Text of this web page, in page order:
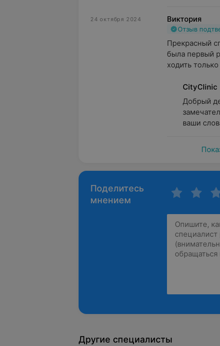
24 октября 2024 Виктория
Отзыв
Прекрасный
была первый
ходить
CityClinic
Добрый
ваши
Поделитесь
мнением
Другие специалисты